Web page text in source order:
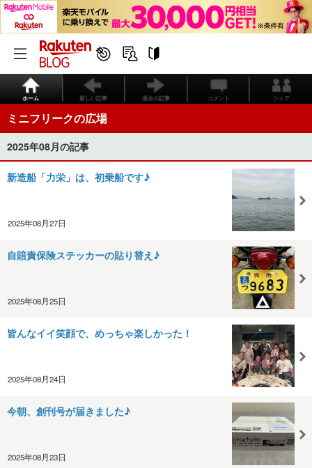
ホーム 新しい記事 過去の記事 コメント シェア
ミニフリークの広場
2025年08月の記事
新造船「力栄」は、初乗船です♪
2025年08月27日
自賠責保険ステッカーの貼り替え♪
2025年08月25日
皆んなイイ笑顔で、めっちゃ楽しかった！
2025年08月24日
今朝、創刊号が届きました♪
2025年08月23日